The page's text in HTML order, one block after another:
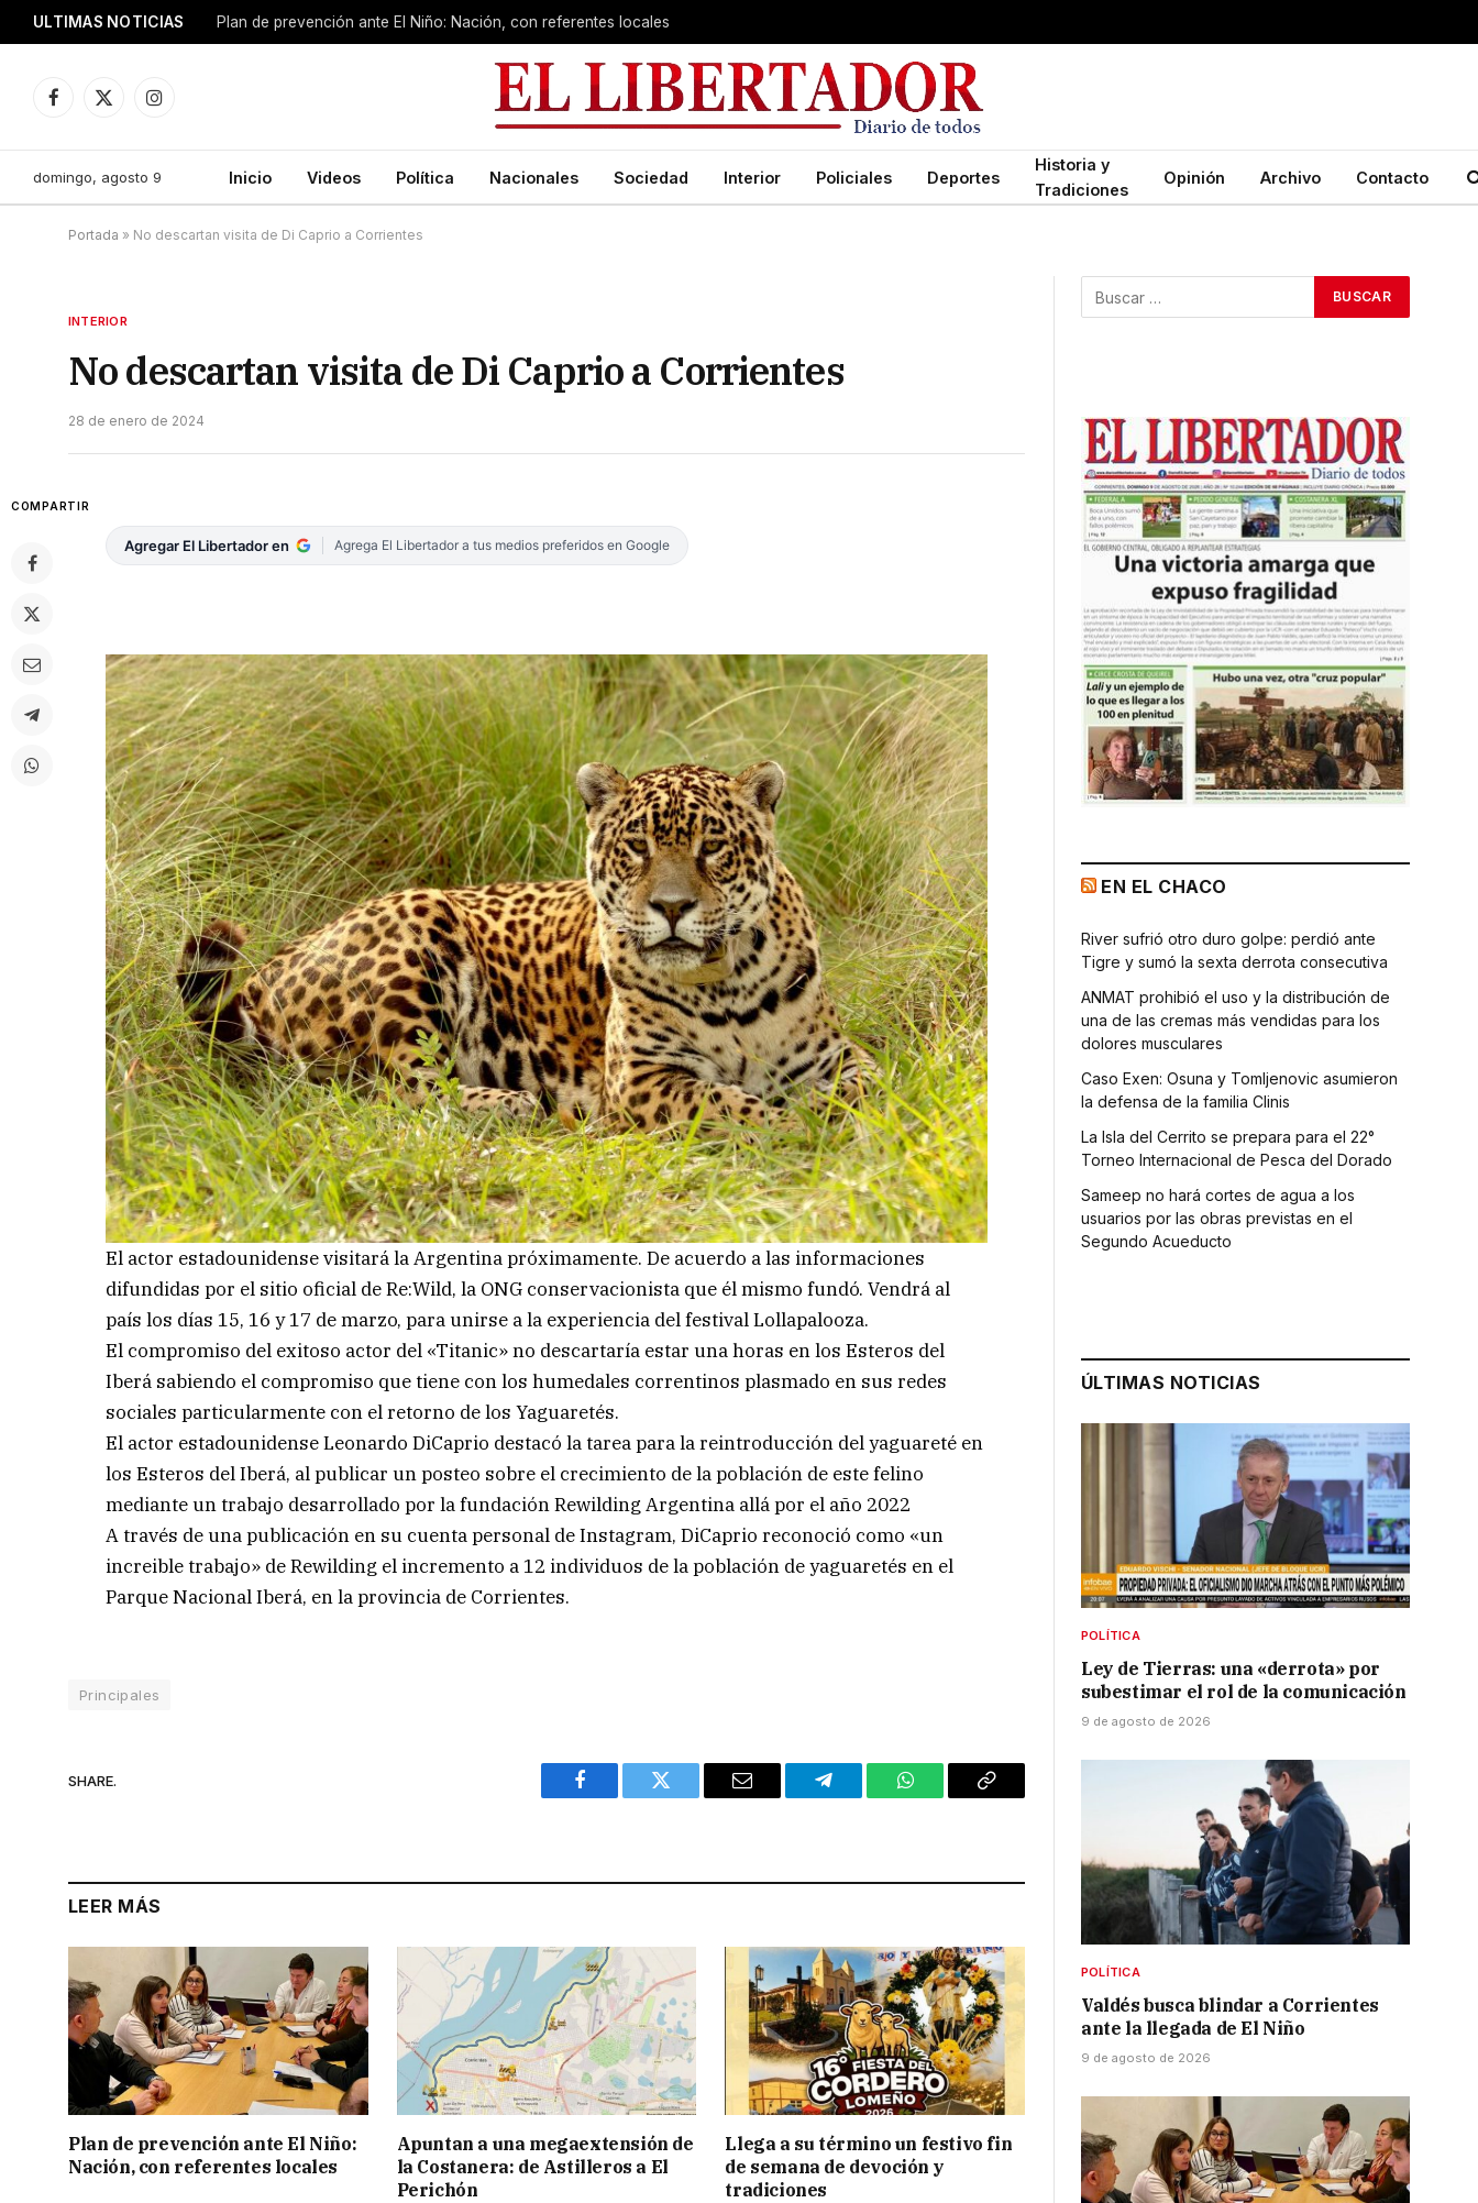
ULTIMAS NOTICIAS Plan de prevención ante El Niño: Nación, con referentes locales
Facebook
X
Instagram
domingo, agosto 9 Inicio Videos Política Nacionales Sociedad Interior Policiales Deportes
Historia y
Tradiciones
Opinión Archivo Contacto
Portada » No descartan visita de Di Caprio a Corrientes
INTERIOR
No descartan visita de Di Caprio a Corrientes
28 de enero de 2024
COMPARTIR
Agregar El Libertador en Agrega El Libertador a tus medios preferidos en Google
El actor estadounidense visitará la Argentina próximamente. De acuerdo a las informaciones
difundidas por el sitio oficial de Re:Wild, la ONG conservacionista que él mismo fundó. Vendrá al
país los días 15, 16 y 17 de marzo, para unirse a la experiencia del festival Lollapalooza.
El compromiso del exitoso actor del «Titanic» no descartaría estar una horas en los Esteros del
Iberá sabiendo el compromiso que tiene con los humedales correntinos plasmado en sus redes
sociales particularmente con el retorno de los Yaguaretés.
El actor estadounidense Leonardo DiCaprio destacó la tarea para la reintroducción del yaguareté en
los Esteros del Iberá, al publicar un posteo sobre el crecimiento de la población de este felino
mediante un trabajo desarrollado por la fundación Rewilding Argentina allá por el año 2022
A través de una publicación en su cuenta personal de Instagram, DiCaprio reconoció como «un
increible trabajo» de Rewilding el incremento a 12 individuos de la población de yaguaretés en el
Parque Nacional Iberá, en la provincia de Corrientes.
Principales
SHARE.
Facebook Twitter Email Telegram WhatsAppCopy
LEER MÁS
Plan de prevención ante El Niño:
Nación, con referentes locales
Apuntan a una megaextensión de
la Costanera: de Astilleros a El
Perichón
Llega a su término un festivo fin
de semana de devoción y
tradiciones
EN EL CHACO
River sufrió otro duro golpe: perdió ante
Tigre y sumó la sexta derrota consecutiva
ANMAT prohibió el uso y la distribución de
una de las cremas más vendidas para los
dolores musculares
Caso Exen: Osuna y Tomljenovic asumieron
la defensa de la familia Clinis
La Isla del Cerrito se prepara para el 22°
Torneo Internacional de Pesca del Dorado
Sameep no hará cortes de agua a los
usuarios por las obras previstas en el
Segundo Acueducto
ÚLTIMAS NOTICIAS
POLÍTICA
Ley de Tierras: una «derrota» por
subestimar el rol de la comunicación
9 de agosto de 2026
POLÍTICA
Valdés busca blindar a Corrientes
ante la llegada de El Niño
9 de agosto de 2026